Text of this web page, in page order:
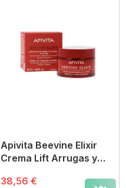
Apivita Beevine Elixir
Crema Lift Arrugas y
38,56 €